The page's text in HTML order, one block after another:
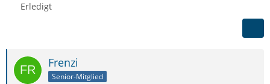
Erledigt
Frenzi
Senior-Mitglied